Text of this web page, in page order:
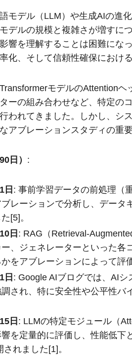
モデル（LLM）や生成AIの進
デルの規模と複雑さが増すに
響を理解することは困難にな
化、そして信頼性確保におけ
モデルのAttention
ーの組み合わせなど、特定の
われてきました。しかし、シ
アブレーションスタディの重
日） :
日 : 事前学習データの前処理（
レーションで分析し、デー
[5]。
日 : RAG（Retrieval-
、ジェネレーターといった各
をアブレーションによって評
日 : Google AIブログでは、AI
され、特に安全性や公平性バ
日 : LLMの特定モジュール（
響を定量的に評価し、性能低
れました[1]。